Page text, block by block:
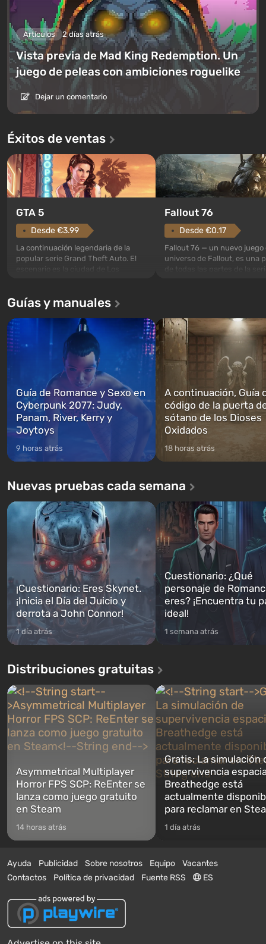
Artículos 2 días atrás
Vista previa de Mad King Redemption. Un
juego de peleas con ambiciones roguelike
Dejar un comentario
Éxitos de ventas
GTA 5
Desde €3.99
La continuación legendaria de la
popular serie Grand Theft Auto. El
escenario es la ciudad de Los
Andreas . Por primera vez, el juego
narra la historia de tres personajes:
Michael, Trevor y Franklin, entre los
cuales podrás cambi...
Fallout 76
Desde €0.17
Fallout 76 — un nuevo juego
universo de Fallout, es una
de todas las partes de la
abrirse primero después de
caigan las bombas n...
Guías y manuales
Guía de Romance y Sexo en
Cyberpunk 2077: Judy,
Panam, River, Kerry y
Joytoys
9 horas atrás
A continuación, Guía
código de la puerta
sótano de los Dioses
Oxidados
18 horas atrás
Nuevas pruebas cada semana
¡Cuestionario: Eres Skynet.
¡Inicia el Día del Juicio y
derrota a John Connor!
1 día atrás
Cuestionario: ¿Qué
personaje de
eres? ¡Encuentra tu
ideal!
1 semana atrás
Distribuciones gratuitas
Asymmetrical Multiplayer
Horror FPS SCP: ReEnter se
lanza como juego gratuito
en Steam
14 horas atrás
Gratis: La simulación
supervivencia
Breathedge está
actualmente
para reclamar en
1 día atrás
Ayuda Publicidad Sobre nosotros Equipo
Vacantes
Contactos
Política de privacidad Fuente RSS ES